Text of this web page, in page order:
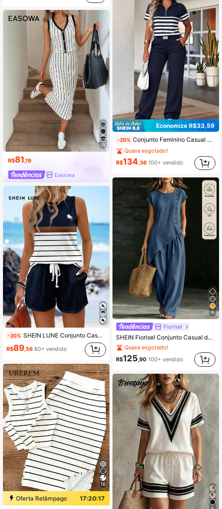
13
R$81,19
Easowa
-20% SHEIN LUNE Conjunto Casual Feminino de Regata de Gola Redonda e Shorts em 2 Peças, Adequado para o Verão
R$89,56 80+ vendido
18
Oferta Relâmpago 17:20:16
Economize R$33,59
-20% Conjunto Feminino Casual de 2 Peças para Primavera/Outono, Top de Manga Curta com Blocos de Cor e Calça Longa com Cordão de Cor Sólida, Modelador e Lisonjeiro, Confortável para Uso Diário, Rua, Esportes e Looks de Aeroporto
Quase esgotado!
R$134,36 100+ vendido
8
Fiorisel
SHEIN Fiorisel Conjunto Casual de 2 Peças para Férias de Verão 2026, Roupa Azul de 2 Peças com Decoração de Botões e Bainha Assimétrica, Roupa Feminina Estilo Country
Quase esgotado!
R$125 ,90 100+ vendido